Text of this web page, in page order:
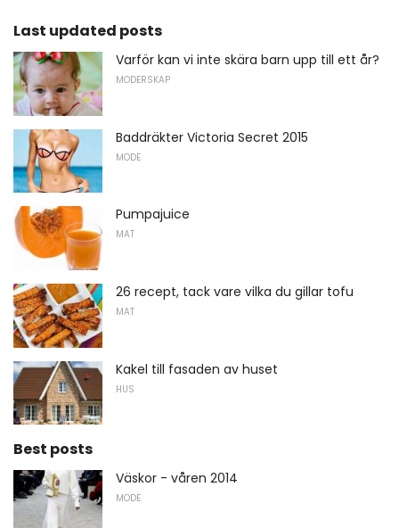
Last updated posts
Varför kan vi inte skära barn upp till ett år?
MODERSKAP
Baddräkter Victoria Secret 2015
MODE
Pumpajuice
MAT
26 recept, tack vare vilka du gillar tofu
MAT
Kakel till fasaden av huset
HUS
Best posts
Väskor - våren 2014
MODE